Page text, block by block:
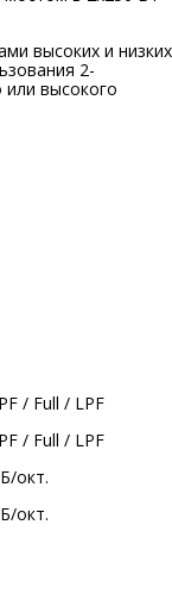
высоких и низких
2-
или высокого
/ Full / LPF
/ Full / LPF
окт.
окт.